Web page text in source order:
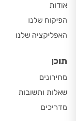
אודות
הפיקוח שלנו
האפליקציה שלנו
תוכן
מחירונים
שאלות ותשובות
מדריכים